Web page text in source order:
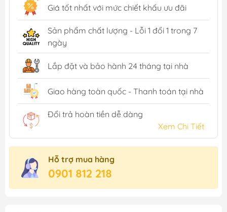
Giá tốt nhất với mức chiết khấu ưu đãi
Sản phẩm chất lượng - Lỗi 1 đổi 1 trong 7
ngày
Lắp đặt và bảo hành 24 tháng tại nhà
Giao hàng toàn quốc - Thanh toán tại nhà
Đổi trả hoàn tiền dễ dàng
Xem Chi Tiết
Hỗ trợ mua hàng
0901 812 218